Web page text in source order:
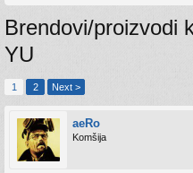
Brendovi/proizvodi
YU
1 2 Next >
aeRo
Komšija